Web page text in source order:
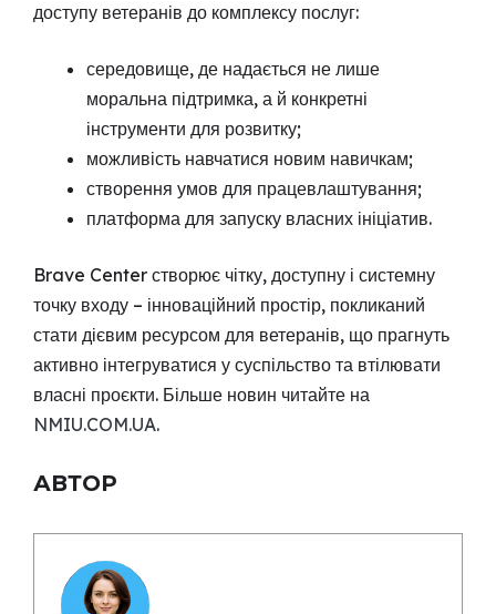
доступу ветеранів до комплексу послуг:
середовище, де надається не лише
моральна підтримка, а й конкретні
інструменти для розвитку;
можливість навчатися новим навичкам;
створення умов для працевлаштування;
платформа для запуску власних ініціатив.
Brave Center створює чітку, доступну і системну
точку входу – інноваційний простір, покликаний
стати дієвим ресурсом для ветеранів, що прагнуть
активно інтегруватися у суспільство та втілювати
власні проєкти. Більше новин читайте на
NMIU.COM.UA.
АВТОР